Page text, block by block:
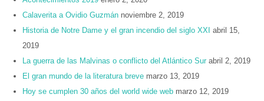
Calaverita a Ovidio Guzmán noviembre 2, 2019
Historia de Notre Dame y el gran incendio del siglo XXI
abril 15,
2019
La guerra de las Malvinas o conflicto del Atlántico Sur abril 2, 2019
El gran mundo de la literatura breve marzo 13, 2019
Hoy se cumplen 30 años del world wide web marzo 12, 2019